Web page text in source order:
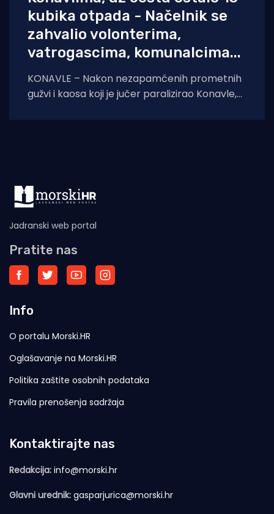
kubika otpada - Načelnik se
zahvalio volonterima,
vatrogascima, komunalcima...
KONAVLE – Nakon nezapamćenih prometnih
gužvi i kaosa koji je jučer paralizirao Konavle,
Jadranski web portal
Pratite nas
Info
O portalu Morski.HR
Oglašavanje na Morski.HR
Politika zaštite osobnih podataka
Pravila prenošenja sadržaja
Kontaktirajte nas
Redakcija: info@morski.hr
Glavni urednik: gasparjurica@morski.hr